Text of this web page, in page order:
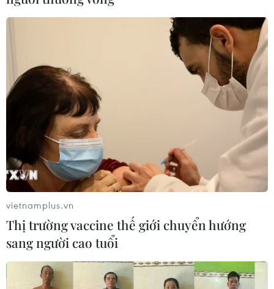
vietnamplus.vn
Thị trường vaccine thế giới chuyển hướng
sang người cao tuổi